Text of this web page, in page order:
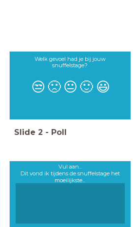
Welk gevoel had je bij jouw
snuffelstage?
😒 🙁 😐 🙂 😃
Slide 2 - Poll
Vul aan...
Dit vond ik tijdens de snuffelstage het
moeilijkste...